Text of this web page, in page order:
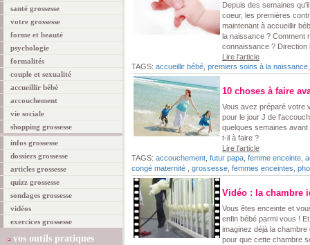
santé grossesse
votre grossesse
forme et beauté
psychologie
formalités
couple et sexualité
accueillir bébé
accouchement
vie sociale
shopping grossesse
infos grossesse
dossiers grossesse
articles grossesse
quizz grossesse
sondages grossesse
vidéos
exercices grossesse
vos outils pratiques
Depuis des semaines
coeur, les premières
maintenant à accueillir
la naissance ? Comment
connaissance ? Direction
Lire l'article
TAGS: accueillir bébé premiers soins à la naissance
10 choses à faire
Vous avez préparé votre
pour le jour J de
quelques semaines
t-il à faire ?
Lire l'article
TAGS: accouchement futur papa femme enceinte
congé maternité
grossesse femmes enceintes
Vidéo : la chambre
Vous êtes enceinte et
enfin bébé parmi vous !
imaginez déjà la chambre
pour que cette chambre